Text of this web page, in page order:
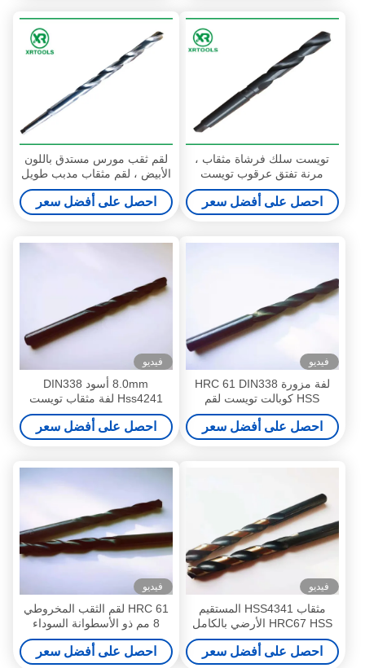
تويست سلك فرشاة مثقاب ،
مرنة تفتق عرقوب تويست
المثقاب ISO9000 الموافقة
احصل على أفضل سعر
لقم ثقب مورس مستدق باللون
الأبيض ، لقم مثقاب مدبب طويل
للغاية للمعادن
احصل على أفضل سعر
فيديو
لفة مزورة HRC 61 DIN338
HSS كوبالت تويست لقم
احصل على أفضل سعر
فيديو
8.0mm أسود DIN338
Hss4241 لفة مثقاب تويست
مزورة
احصل على أفضل سعر
فيديو
مثقاب HSS4341 المستقيم
HRC67 HSS الأرضي بالكامل
احصل على أفضل سعر
فيديو
HRC 61 لقم الثقب المخروطي
8 مم ذو الأسطوانة السوداء
المزورة
احصل على أفضل سعر